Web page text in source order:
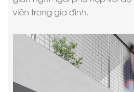
viên trong gia đình.